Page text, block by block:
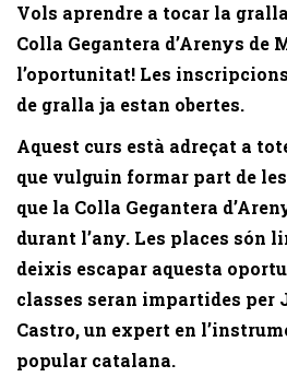
Vols aprendre a tocar la
Colla Gegantera d’Arenys
l’oportunitat! Les
de gralla ja estan obertes.
Aquest curs està adreçat a
que vulguin formar part de
que la Colla Gegantera
durant l’any. Les places són
deixis escapar aquesta
classes seran impartides per
Castro, un expert en
popular catalana.